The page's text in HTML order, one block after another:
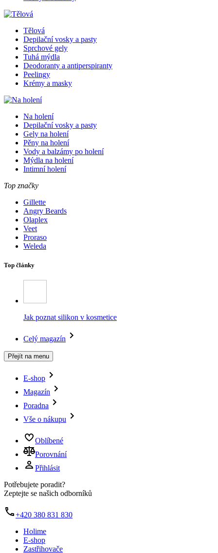
Tělová
Depilační vosky a pasty
Sprchové gely
Tuhá mýdla
Deodoranty a antiperspiranty
Peelingy
Krémy a masky
Na holení
Depilační vosky a pasty
Gely na holení
Pěny na holení
Vody a balzámy po holení
Mýdla na holení
Intimní holení
Top značky
Gillette
Angry Beards
Olaplex
Veet
Proraso
Weleda
Top články
Jak poznat silikon v kosmetice
Celý magazín
Přejít na menu
E-shop
Magazín
Poradna
Vše o nákupu
Oblíbené
Porovnání
Přihlásit
Potřebujete poradit?
Zeptejte se našich odborníků
+420 380 831 830
Holime
E-shop
Zastřihovače